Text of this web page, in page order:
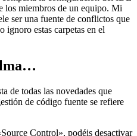
los miembros de un equipo. Mi
ser una fuente de conflictos que
ignoro estas carpetas en el
de todas las novedades que
de código fuente se refiere
Control», podéis desactivar